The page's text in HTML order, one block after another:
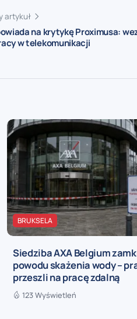
artykuł
na krytykę Proximusa:
w telekomunikacji
BRUKSELA
Siedziba AXA Belgium
powodu skażenia wody –
przeszli na pracę zdalną
123 Wyświetleń